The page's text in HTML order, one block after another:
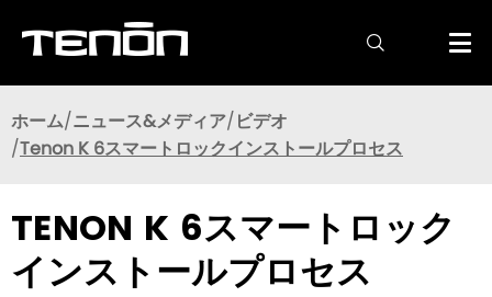

ホーム ニュース&メディア ビデオ
Tenon K 6スマートロックインストールプロセス
TENON K 6スマートロック
インストールプロセス